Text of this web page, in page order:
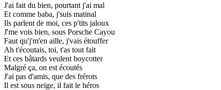
J'ai fait du bien, pourtant j'ai mal
Et comme baba, j'suis matinal
Ils parlent de moi, ces p'tits jaloux
J'me vois bien, sous Porsche Cayou
Faut qu'j'm'en aille, j'vais étouffer
Ah t'écoutais, toi, t'as tout fait
Et ces bâtards veulent boycotter
Malgré ça, on est écoutés
J'ai pas d'amis, que des frérots
Il est sous neige, il fait le héros